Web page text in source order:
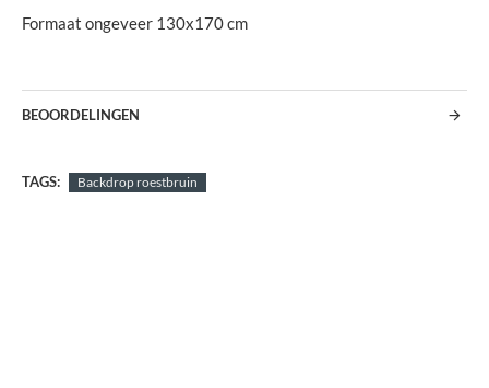
Formaat ongeveer 130x170 cm
BEOORDELINGEN
TAGS: Backdrop roestbruin